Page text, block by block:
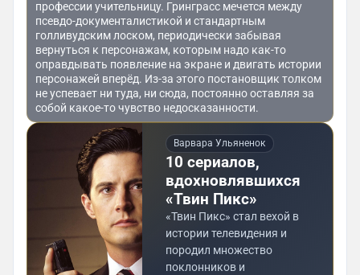
профессии учительницу. Гринграсс мечется между
псевдо-документалистикой и стандартным
голливудским лоском, периодически забывая
вернуться к персонажам, которым надо как-то
оправдывать появление на экране и двигать истории
персонажей вперёд. Из-за этого постановщик толком
не успевает ни туда, ни сюда, постоянно оставляя за
собой какое-то чувство недосказанности.
Варвара Ульяненок
10 сериалов,
вдохновлявшихся
«‎Твин Пикс»
«‎Твин Пикс» стал вехой в
истории телевидения и
породил множество
поклонников и